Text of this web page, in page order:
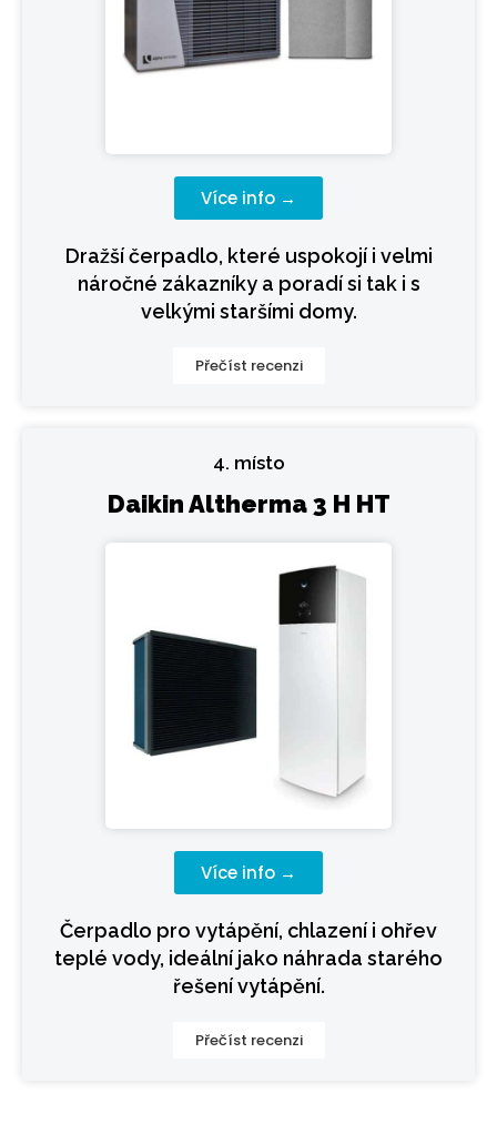
Více info →
Dražší čerpadlo, které uspokojí i velmi
náročné zákazníky a poradí si tak i s
velkými staršími domy.
Přečíst recenzi
4. místo
Daikin Altherma 3 H HT
Více info →
Čerpadlo pro vytápění, chlazení i ohřev
teplé vody, ideální jako náhrada starého
řešení vytápění.
Přečíst recenzi